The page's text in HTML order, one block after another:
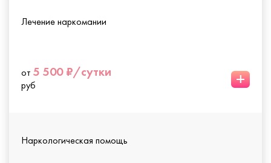
Лечение наркомании
от 5 500 ₽/сутки
руб +
Наркологическая помощь